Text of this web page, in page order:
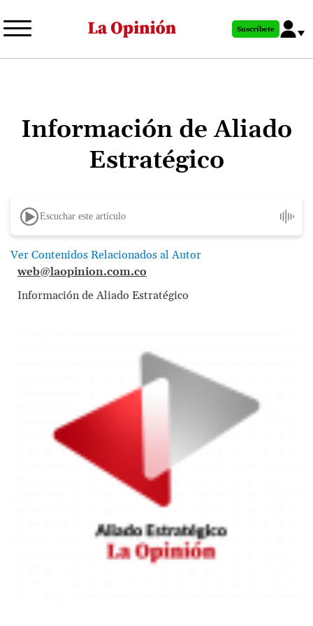
al
principal
Suscríbete
Información de Aliado
Estratégico
Escuchar este artículo
Ver Contenidos Relacionados al Autor
web@laopinion.com.co
Información de Aliado Estratégico